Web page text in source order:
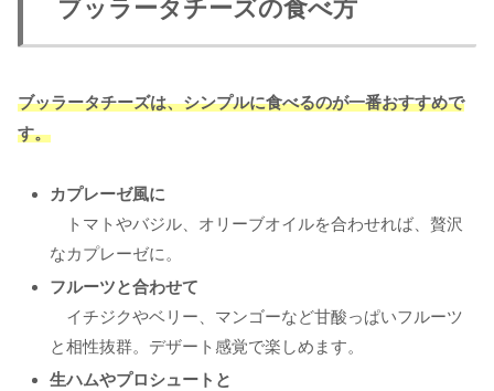
ブッラータチーズの食べ方
ブッラータチーズは、シンプルに食べるのが一番おすすめで
す。
カプレーゼ風に
トマトやバジル、オリーブオイルを合わせれば、贅沢
なカプレーゼに。
フルーツと合わせて
イチジクやベリー、マンゴーなど甘酸っぱいフルーツ
と相性抜群。デザート感覚で楽しめます。
生ハムやプロシュートと